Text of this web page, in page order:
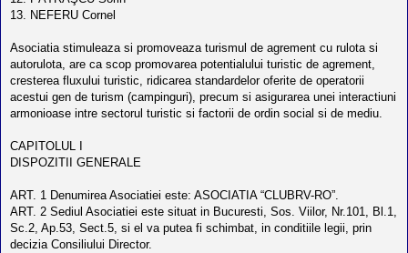
u
r
u
l
t
e
i
n
R
m
a
n
i
a
13. NEFERU Cornel
Asociatia stimuleaza si promoveaza turismul de agrement cu rulota si
autorulota, are ca scop promovarea potentialului turistic de agrement,
cresterea fluxului turistic, ridicarea standardelor oferite de operatorii
acestui gen de turism (campinguri), precum si asigurarea unei interactiuni
armonioase intre sectorul turistic si factorii de ordin social si de mediu.
CAPITOLUL I
DISPOZITII GENERALE
ART. 1 Denumirea Asociatiei este: ASOCIATIA “CLUBRV-RO”.
ART. 2 Sediul Asociatiei este situat in Bucuresti, Sos. Viilor, Nr.101, Bl.1,
Sc.2, Ap.53, Sect.5, si el va putea fi schimbat, in conditiile legii, prin
decizia Consiliului Director.